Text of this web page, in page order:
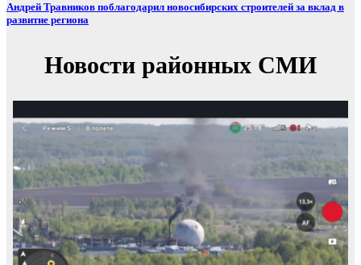
Андрей Травников поблагодарил новосибирских строителей за вклад в
развитие региона